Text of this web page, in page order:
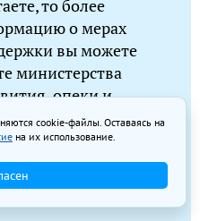
то более
о мерах
вы можете
министерства
опеки и
области:
или в
соцзащиты по
(месту
cookie-файлы. Оставаясь на
на их использование.